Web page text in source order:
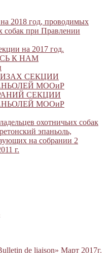
2018 год, проводимых
собак при Правлении
на 2017 год.
К НАМ
СЕКЦИИ
МООиР
СЕКЦИИ
МООиР
охотничьих собак
эпаньоль,
на собрании 2
г.
de liaison» Март 2017г.